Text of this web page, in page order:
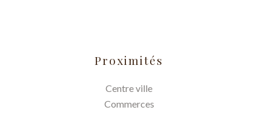
Proximités
Centre ville
Commerces